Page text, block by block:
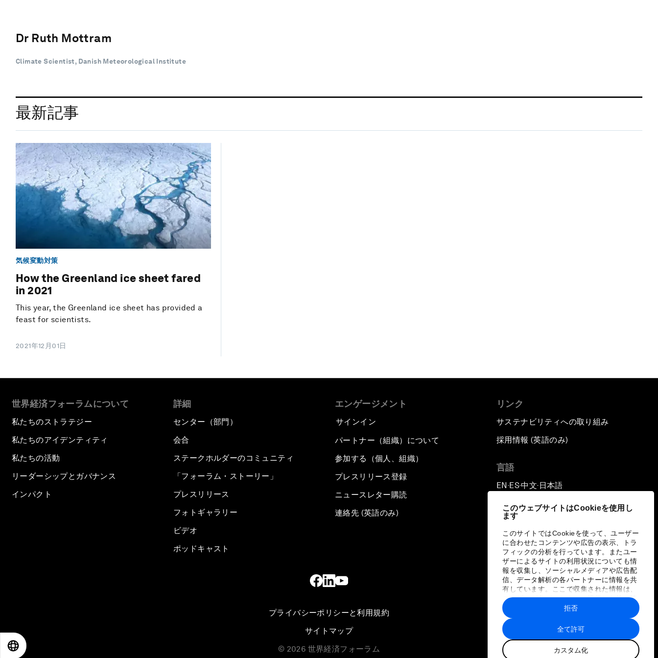
このウェブサイトはCookieを使用し
ます
このサイトではCookieを使って、ユーザー
に合わせたコンテンツや広告の表示、トラ
フィックの分析を行っています。またユー
ザーによるサイトの利用状況についても情
報を収集し、ソーシャルメディアや広告配
信、データ解析の各パートナーに情報を共
有しています。ここで収集された情報は、
ユーザーが各パートナーに提供した他の情
報や各パートナーのサービスを使用した際
に収集された情報と組み合わされ、各パー
トナーによって使用されることがありま
す。
全て許可
カスタム化
拒否
Dr Ruth Mottram
Climate Scientist, Danish Meteorological Institute
最新記事
気候変動対策
How the Greenland ice sheet fared
in 2021
This year, the Greenland ice sheet has provided a
feast for scientists.
2021年12月01日
世界経済フォーラムについて
私たちのストラテジー
私たちのアイデンティティ
私たちの活動
リーダーシップとガバナンス
インパクト
詳細
センター（部門）
会合
ステークホルダーのコミュニティ
「フォーラム・ストーリー」
プレスリリース
フォトギャラリー
ビデオ
ポッドキャスト
エンゲージメント
サインイン
パートナー（組織）について
参加する（個人、組織）
プレスリリース登録
ニュースレター購読
連絡先 (英語のみ)
リンク
サステナビリティへの取り組み
採用情報 (英語のみ)
言語
EN ▪ ES▪中文▪ 日本語
プライバシーポリシーと利用規約
サイトマップ
© 2026 世界経済フォーラム